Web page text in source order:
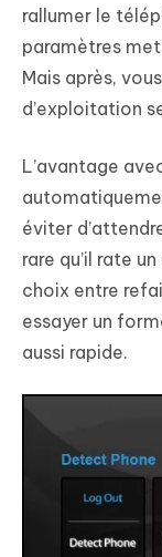
rallumer le
paramètres
Mais après,
d’exploitation
L’avantage
éviter
rare qu’il rate
choix entre
essayer un
aussi rapide.